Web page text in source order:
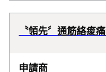
〝領先〞通筋絡痠
申請商